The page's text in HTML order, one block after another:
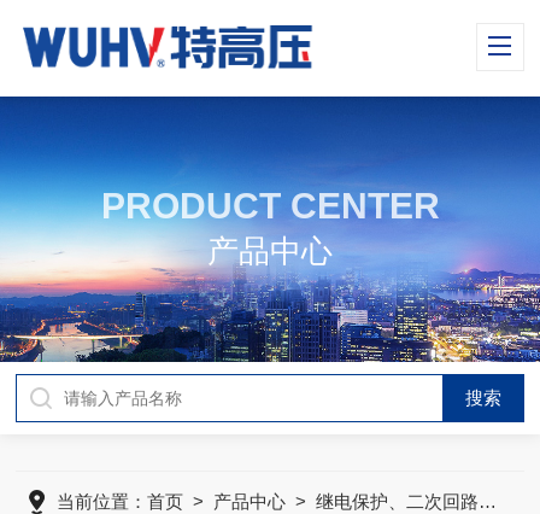
PRODUCT CENTER
产品中心
当前位置：首页 > 产品中心 >继电保护、二次回路测试仪器